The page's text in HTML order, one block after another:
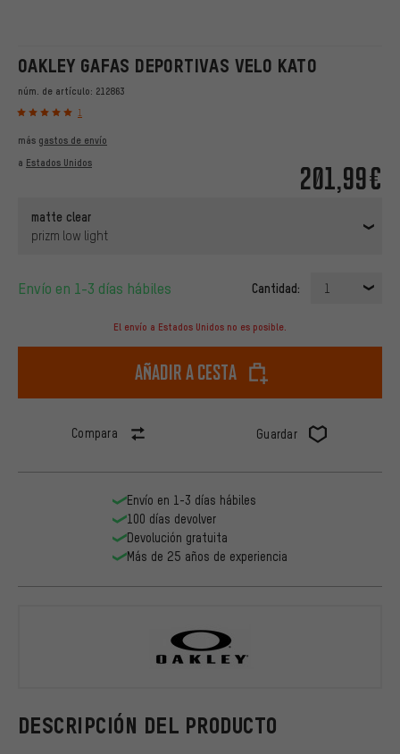
OAKLEY GAFAS DEPORTIVAS VELO KATO
núm. de artículo: 212863
1
201,99€
más gastos de envío
a Estados Unidos
matte clear
prizm low light
Envío en 1-3 días hábiles Cantidad: 1
El envío a Estados Unidos no es posible.
Añadir a cesta
Compara Guardar
DESCRIPCIÓN DEL PRODUCTO
Envío en 1-3 días hábiles
100 días devolver
Devolución gratuita
Más de 25 años de experiencia